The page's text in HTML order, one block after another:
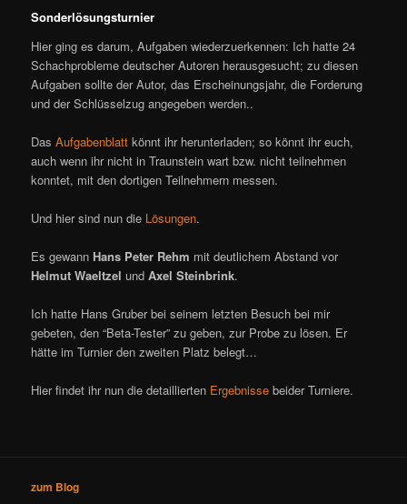
Sonderlösungsturnier
Hier ging es darum, Aufgaben wiederzuerkennen: Ich hatte 24
Schachprobleme deutscher Autoren herausgesucht; zu diesen
Aufgaben sollte der Autor, das Erscheinungsjahr, die Forderung
und der Schlüsselzug angegeben werden..
DasAufgabenblatt könnt ihr herunterladen; so könnt ihr euch,
auch wenn ihr nicht in Traunstein wart bzw. nicht teilnehmen
konntet, mit den dortigen Teilnehmern messen.
Und hier sind nun die Lösungen.
Es gewann Hans Peter Rehm mit deutlichem Abstand vor
Helmut Waeltzel undAxel Steinbrink.
Ich hatte Hans Gruber bei seinem letzten Besuch bei mir
gebeten, den “Beta-Tester” zu geben, zur Probe zu lösen. Er
hätte im Turnier den zweiten Platz belegt…
Hier findet ihr nun die detaillierten Ergebnissebeider Turniere.
zum Blog